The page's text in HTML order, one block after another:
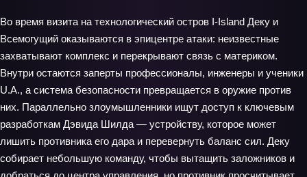
Во время визита на технологический остров I-Island Деку и
Всемогущий оказываются в эпицентре атаки: неизвестные
захватывают комплекс и перекрывают связь с материком.
Внутри остаются заперты профессионалы, инженеры и ученики
U.A., а система безопасности превращается в оружие против
них. Параллельно злоумышленники ищут доступ к ключевым
разработкам Дэвида Шилда — устройству, которое может
лишить противника его дара и перевернуть баланс сил. Деку
собирает небольшую команду, чтобы вытащить заложников и